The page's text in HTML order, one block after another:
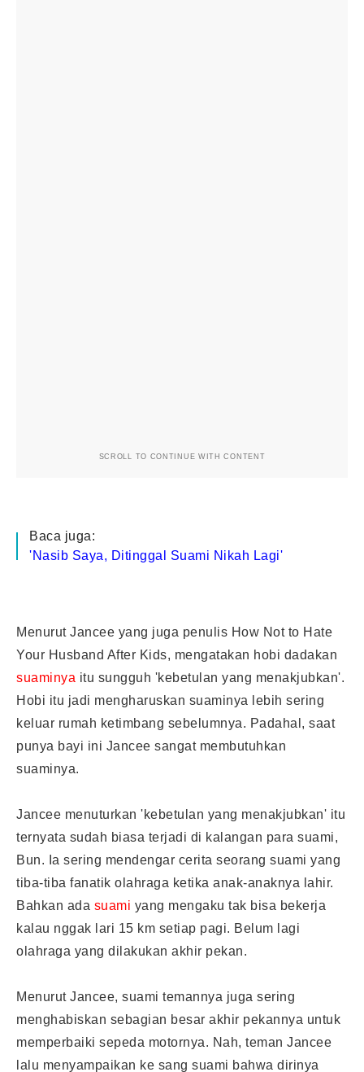
SCROLL TO CONTINUE WITH CONTENT
Baca juga:
'Nasib Saya, Ditinggal Suami Nikah Lagi'
Menurut Jancee yang juga penulis How Not to Hate
Your Husband After Kids, mengatakan hobi dadakan
suaminya itu sungguh 'kebetulan yang menakjubkan'.
Hobi itu jadi mengharuskan suaminya lebih sering
keluar rumah ketimbang sebelumnya. Padahal, saat
punya bayi ini Jancee sangat membutuhkan
suaminya.
Jancee menuturkan 'kebetulan yang menakjubkan' itu
ternyata sudah biasa terjadi di kalangan para suami,
Bun. Ia sering mendengar cerita seorang suami yang
tiba-tiba fanatik olahraga ketika anak-anaknya lahir.
Bahkan ada suami yang mengaku tak bisa bekerja
kalau nggak lari 15 km setiap pagi. Belum lagi
olahraga yang dilakukan akhir pekan.
Menurut Jancee, suami temannya juga sering
menghabiskan sebagian besar akhir pekannya untuk
memperbaiki sepeda motornya. Nah, teman Jancee
lalu menyampaikan ke sang suami bahwa dirinya